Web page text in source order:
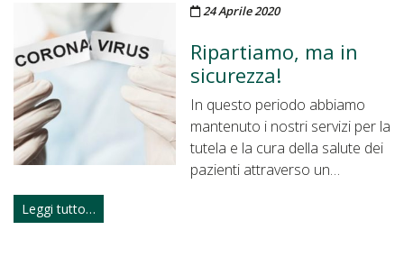
Pubblicato il
24 Aprile 2020
Ripartiamo, ma in
sicurezza!
In questo periodo abbiamo
mantenuto i nostri servizi per la
tutela e la cura della salute dei
pazienti attraverso un…
Leggi tutto…